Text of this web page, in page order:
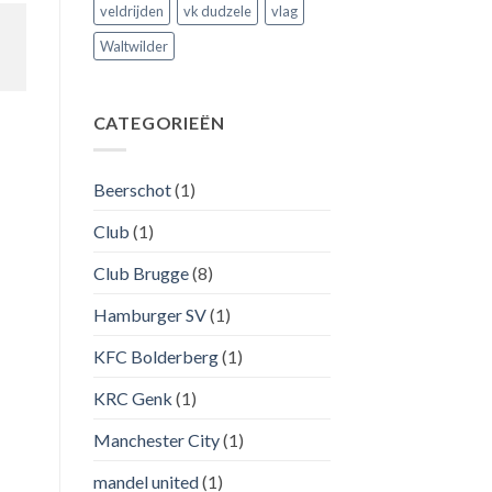
veldrijden
vk dudzele
vlag
Waltwilder
CATEGORIEËN
Beerschot(1)
Club (1)
Club Brugge(8)
Hamburger SV(1)
KFC Bolderberg(1)
KRC Genk (1)
Manchester City(1)
mandel united(1)